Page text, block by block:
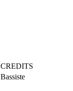
CREDITS
Bassiste